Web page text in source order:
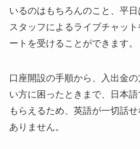
いるのはもちろんのこと、平
スタッフによるライブチャッ
ートを受けることができます。
口座開設の手順から、入出金
い方に困ったときまで、日本
もらえるため、英語が一切話
ありません。